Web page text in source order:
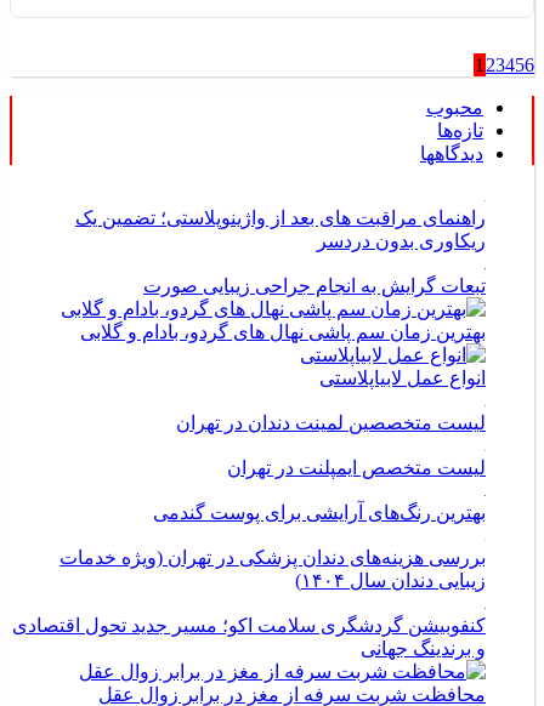
1 23456
محبوب
تازه‌ها
دیدگاهها
راهنمای مراقبت های بعد از واژینوپلاستی؛ تضمین یک
ریکاوری بدون دردسر
تبعات گرایش به انجام جراحی زیبایی صورت
بهترین زمان سم پاشی نهال های گردو، بادام و گلابی
انواع عمل لابیاپلاستی
لیست متخصصین لمینت دندان در تهران
لیست متخصص ایمپلنت در تهران
بهترین رنگ‌های آرایشی برای پوست گندمی
بررسی هزینه‌های دندان پزشکی در تهران (ویژه خدمات
زیبایی دندان سال ۱۴۰۴)
کنفوبیشن گردشگری سلامت اکو؛ مسیر جدید تحول اقتصادی
و برندینگ جهانی
محافظت شربت سرفه از مغز در برابر زوال عقل